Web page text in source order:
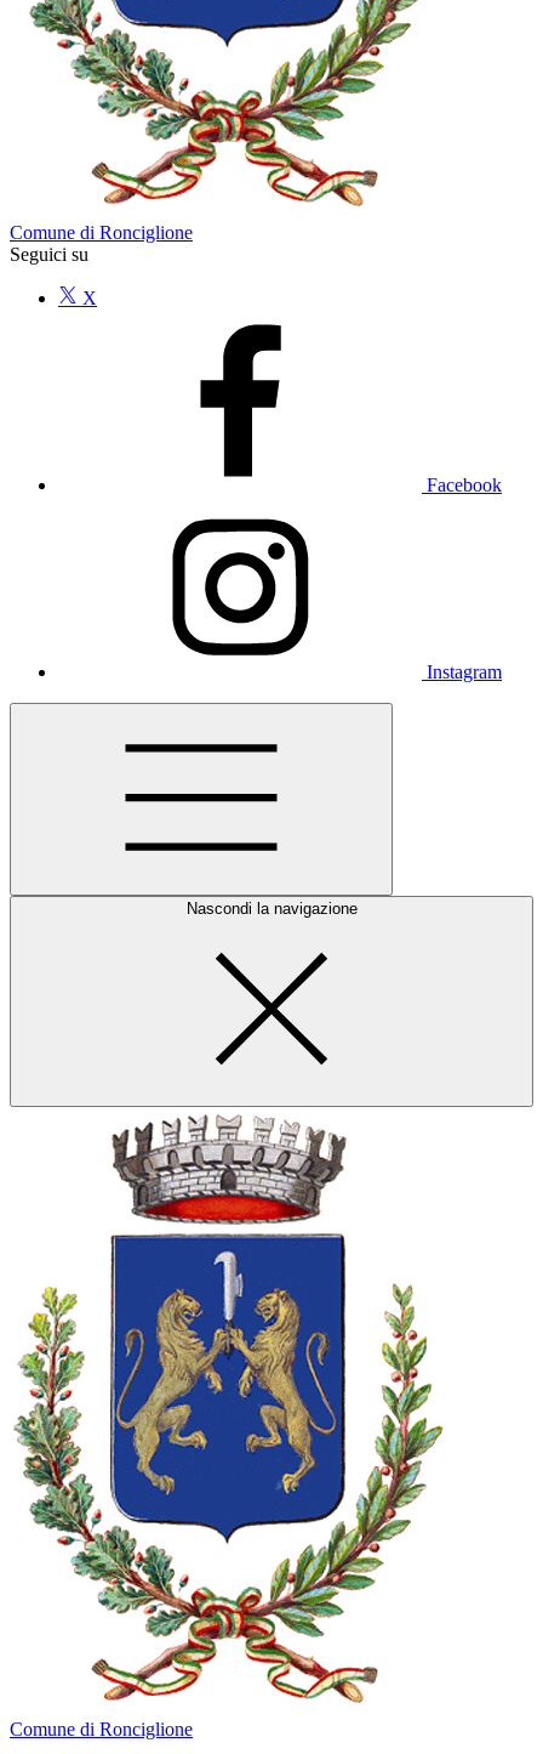
Comune di Ronciglione
Seguici su
X
Facebook
Instagram
Nascondi la navigazione
Comune di Ronciglione